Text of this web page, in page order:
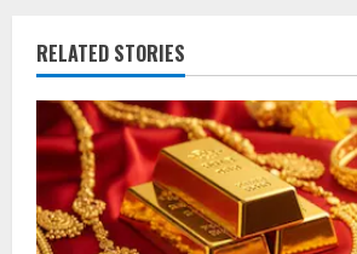
RELATED STORIES